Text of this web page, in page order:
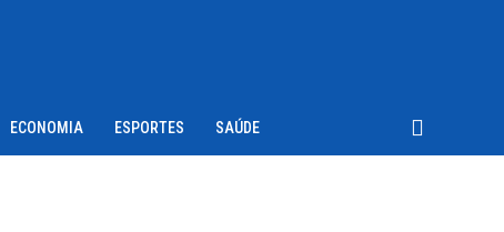
ECONOMIA ESPORTES SAÚDE